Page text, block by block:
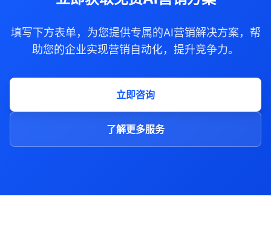
填写下方表单，为您提供专属的AI营销解决方案，帮
助您的企业实现营销自动化，提升竞争力。
立即咨询
了解更多服务